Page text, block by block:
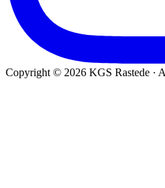
Copyright © 2026 KGS Rastede ·